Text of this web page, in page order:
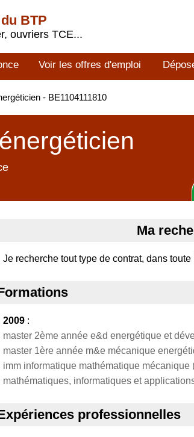
BTP
ouvriers TCE...
Voir les offres d'emploi
- BE1104111810
Ma
Je recherche tout type de contrat, dans
2009 :
master 2ème année e&d energétique et
master 1ère année m&e mécanique
imm informatique mathématique
mathématiques, informatiques et
professionnelles